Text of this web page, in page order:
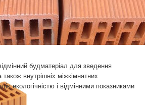
2.12 НФ має багато переваг, які
матеріалом для зведе..
будматеріал для зведення
внутрішніх міжкімнатних
екологічністю і відмінними показниками